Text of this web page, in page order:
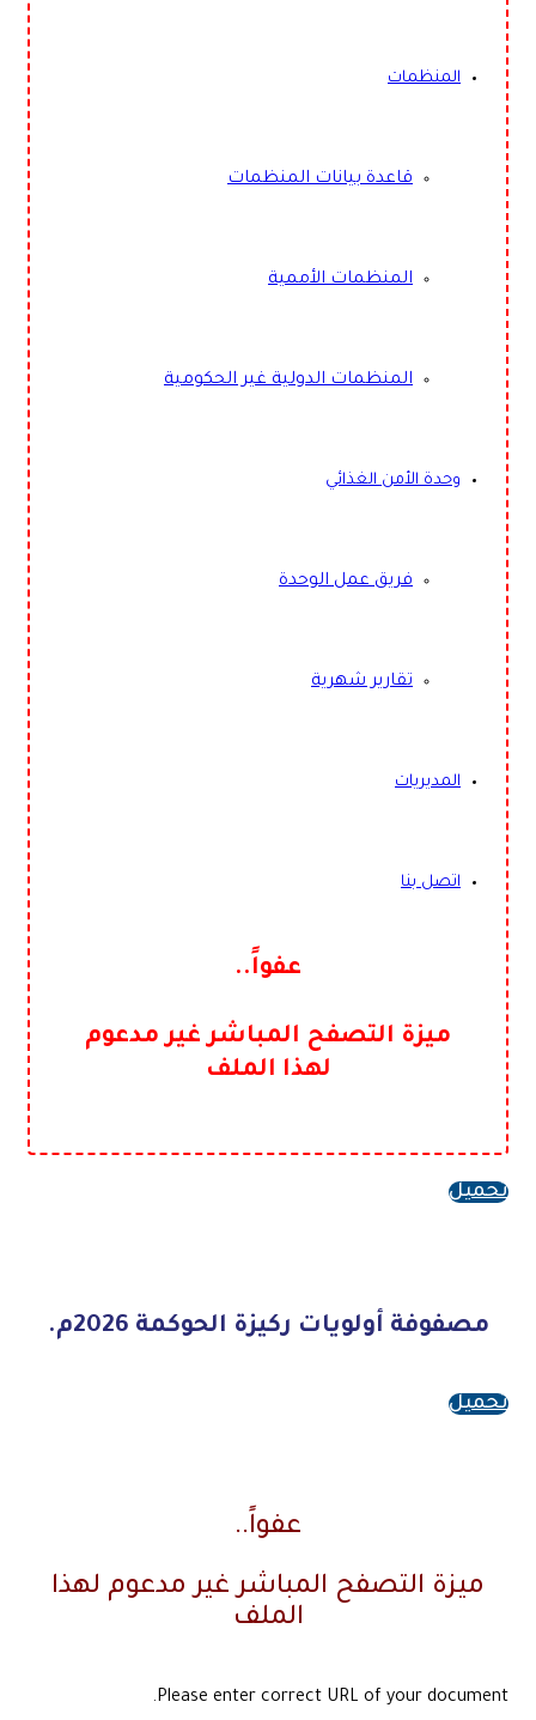
المنظمات
قاعدة بيانات المنظمات
المنظمات الأممية
المنظمات الدولية غير الحكومية
وحدة الأمن الغذائي
فريق عمل الوحدة
تقارير شهرية
المديريات
اتصل بنا
عفواً..
ميزة التصفح المباشر غير مدعوم
لهذا الملف
تحميل
‏‏مصفوفة أولويات ركيزة الحوكمة 2026م.
تحميل
عفواً..
ميزة التصفح المباشر غير مدعوم لهذا
الملف
Please enter correct URL of your document.